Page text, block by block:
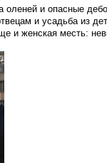
оленей и опасные
и усадьба из
и женская месть: